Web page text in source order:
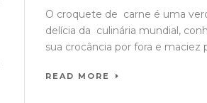
O croquete de carne é uma
delícia da culinária mundial,
sua crocância por fora e maciez
READ MORE